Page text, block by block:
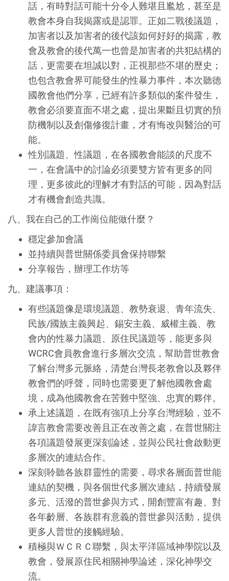
話，有時對話可能十分令人難堪且尷尬，甚至是
教會本身自我揭露或是認罪。正如二戰後議題，
加害者以及加害者的後代該如何好好的揭露，教
會及教會的後代萬一也曾是加害者的共犯結構的
話，更需要在坦誠以對，正視那些不堪的歷史；
也包含教會界可能發生的性暴力事件，本次聽德
國教會他們分享，已經有許多類似的案件發生，
教會必須要直面不堪之處，提出果斷且切實的預
防機制以及創傷修復計畫，才有悔改與醫治的可
能。
性別議題、性議題，在各國教會能談的尺度不
一，在會議中的討論必須要雙方皆有更多的同
理，更多彼此的理解才有對話的可能，因為對話
才有機會創造共識。
八、我在自己的工作崗位能做什麼？
穩定參加會議
並持續與普世關係委員會保持聯繫
分享報告，辦理工作坊等
九、建議事項：
有些議題像是環境議題、教勢衰退、青年流失、
民族/國族主義興起、錫安主義、威權主義、教
會內的性暴力議題、原住民議題等，能更多與
WCRC會員教會進行多層次交流，幫助普世教會
了解台灣多元脈絡，清楚台灣長老教會以及夥伴
教會們的呼聲，同時也需要更了解他國教會處
境，成為他國教會在苦難中堅強、忠實的夥伴。
承上述議題，在既有強項上分享台灣經驗，並不
諱言教會需要改善且正在改善之處，在普世關注
各項議題發展更深刻論述，並與公民社會啟動更
多層次的連結合作。
深刻聆聽各族群靈性的需要，尋求各層面普世能
連結的契機，與各個世代多層次連結，持續發展
多元、活潑的普世參與方式，開創豐富有趣、對
各年齡層、各族群有意義的普世參與活動，提供
更多人普世的接觸經驗。
積極與ＷＣＲＣ聯繫，與太平洋區域神學院以及
教會，發展原住民相關神學論述，深化神學交
流。